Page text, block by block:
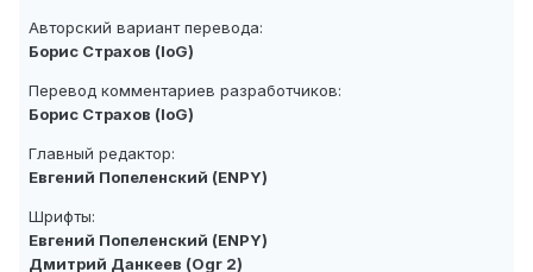
Авторский вариант перевода:
Борис Страхов (IoG)
Перевод комментариев разработчиков:
Борис Страхов (IoG)
Главный редактор:
Евгений Попеленский (ENPY)
Шрифты:
Евгений Попеленский (ENPY)
Дмитрий Данкеев (Ogr 2)